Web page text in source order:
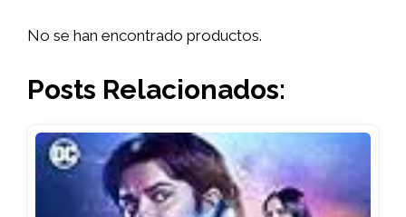
No se han encontrado productos.
Posts Relacionados: